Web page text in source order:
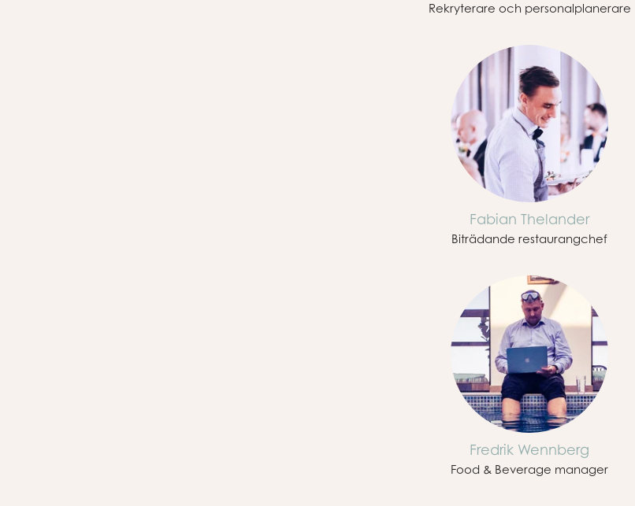
Rekryterare och personalplanerare
Fabian Thelander
Biträdande restaurangchef
Fredrik Wennberg
Food & Beverage manager